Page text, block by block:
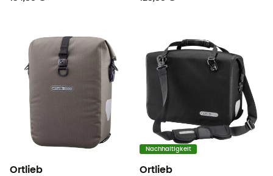
Ortlieb
Nachhaltigkeit
Ortlieb